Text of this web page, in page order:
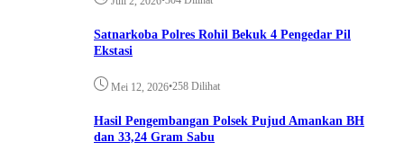
Satnarkoba Polres Rohil Bekuk 4 Pengedar Pil
Ekstasi
Mei 12, 2026•258 Dilihat
Hasil Pengembangan Polsek Pujud Amankan BH
dan 33,24 Gram Sabu